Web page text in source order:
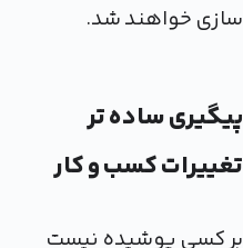
سازی خواهند شد.
پیگیری ساده تر
تغییرات کسب و کار
بر کسی پوشیده نیست